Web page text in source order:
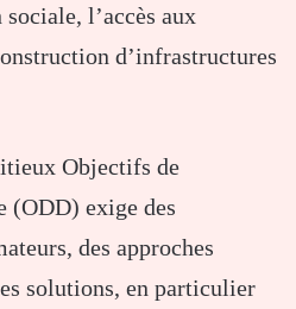
l’accès aux
d’infrastructures
Objectifs de
(ODD) exige des
des approches
solutions, en particulier